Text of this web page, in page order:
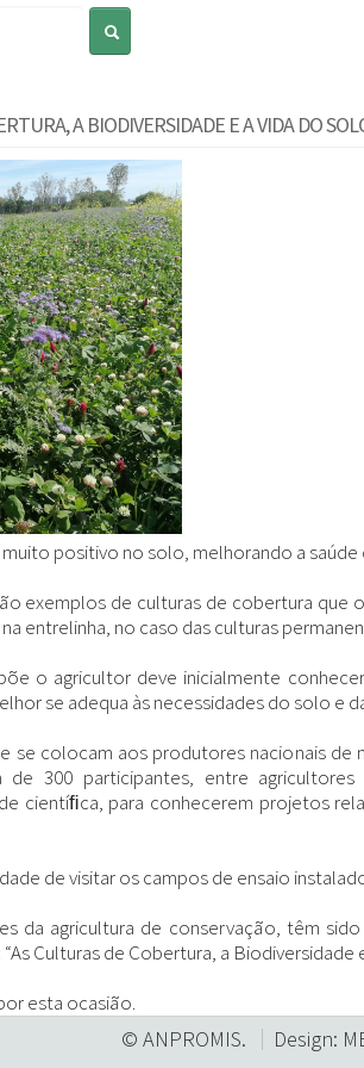
Pesquisar
A BIODIVERSIDADE E A VIDA DO
positivo no solo, melhorando a saúde
exemplos de culturas de cobertura
entrelinha, no caso das culturas
o agricultor deve inicialmente
se adequa às necessidades do solo e
se colocam aos produtores nacionais de
de 300 participantes, entre
cientíﬁca, para conhecerem projetos
de visitar os campos de ensaio
da agricultura de conservação, têm
Culturas de Cobertura, a Biodiversidade
esta ocasião.
© ANPROMIS. Design: